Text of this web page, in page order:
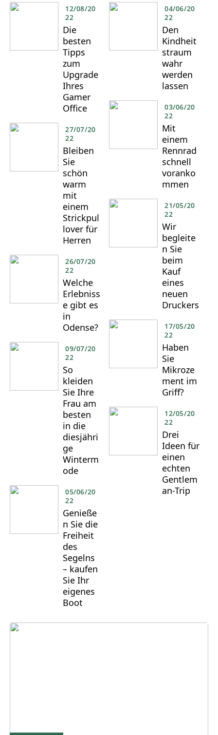
12/08/20
22
Die
besten
Tipps
zum
Upgrade
Ihres
Gamer
Office
27/07/20
22
Bleiben
Sie
schön
warm
mit
einem
Strickpul
lover für
Herren
26/07/20
22
Welche
Erlebniss
e gibt es
in
Odense?
09/07/20
22
So
kleiden
Sie Ihre
Frau am
besten
in die
diesjähri
ge
Winterm
ode
05/06/20
22
Genieße
n Sie die
Freiheit
des
Segelns
– kaufen
Sie Ihr
eigenes
Boot
04/06/20
22
Den
Kindheit
straum
wahr
werden
lassen
03/06/20
22
Mit
einem
Rennrad
schnell
voranko
mmen
21/05/20
22
Wir
begleite
n Sie
beim
Kauf
eines
neuen
Druckers
17/05/20
22
Haben
Sie
Mikroze
ment im
Griff?
12/05/20
22
Drei
Ideen für
einen
echten
Gentlem
an-Trip